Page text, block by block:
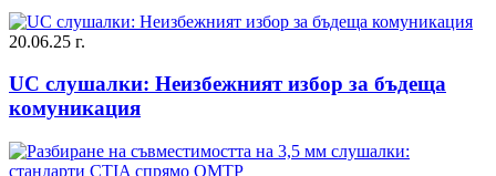
20.06.25 г.
UC слушалки: Неизбежният избор за бъдеща
комуникация